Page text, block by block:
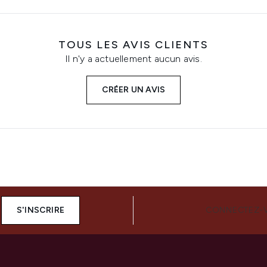
TOUS LES AVIS CLIENTS
Il n'y a actuellement aucun avis.
CRÉER UN AVIS
S'INSCRIRE